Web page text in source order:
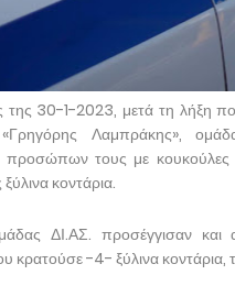
της 30-1-2023, μετά τη λήξη
«Γρηγόρης Λαμπράκης»,
προσώπων τους με κουκούλες
κοντάρια.
ΔΙ.ΑΣ. προσέγγισαν και
-4- ξύλινα κοντάρια,